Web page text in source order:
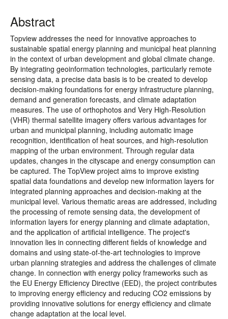
Abstract
Topview addresses the need for innovative approaches to
sustainable spatial energy planning and municipal heat planning
in the context of urban development and global climate change.
By integrating geoinformation technologies, particularly remote
sensing data, a precise data basis is to be created to develop
decision-making foundations for energy infrastructure planning,
demand and generation forecasts, and climate adaptation
measures. The use of orthophotos and Very High-Resolution
(VHR) thermal satellite imagery offers various advantages for
urban and municipal planning, including automatic image
recognition, identification of heat sources, and high-resolution
mapping of the urban environment. Through regular data
updates, changes in the cityscape and energy consumption can
be captured. The TopView project aims to improve existing
spatial data foundations and develop new information layers for
integrated planning approaches and decision-making at the
municipal level. Various thematic areas are addressed, including
the processing of remote sensing data, the development of
information layers for energy planning and climate adaptation,
and the application of artificial intelligence. The project's
innovation lies in connecting different fields of knowledge and
domains and using state-of-the-art technologies to improve
urban planning strategies and address the challenges of climate
change. In connection with energy policy frameworks such as
the EU Energy Efficiency Directive (EED), the project contributes
to improving energy efficiency and reducing CO2 emissions by
providing innovative solutions for energy efficiency and climate
change adaptation at the local level.